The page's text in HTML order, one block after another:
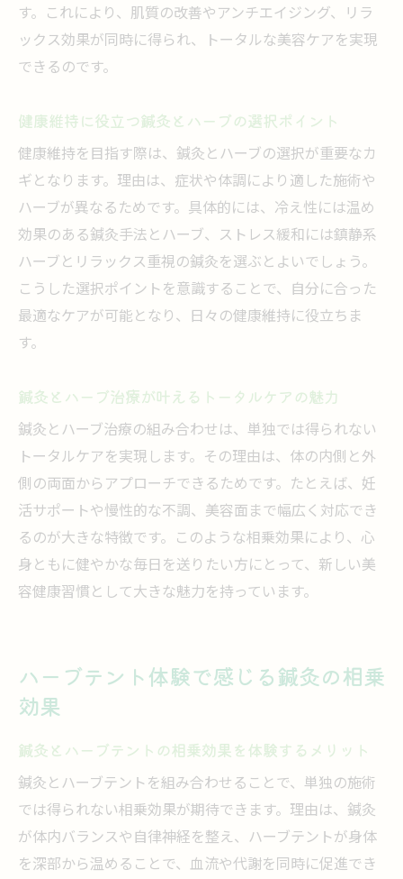
す。これにより、肌質の改善やアンチエイジング、リラ
ックス効果が同時に得られ、トータルな美容ケアを実現
できるのです。
健康維持に役立つ鍼灸とハーブの選択ポイント
健康維持を目指す際は、鍼灸とハーブの選択が重要なカ
ギとなります。理由は、症状や体調により適した施術や
ハーブが異なるためです。具体的には、冷え性には温め
効果のある鍼灸手法とハーブ、ストレス緩和には鎮静系
ハーブとリラックス重視の鍼灸を選ぶとよいでしょう。
こうした選択ポイントを意識することで、自分に合った
最適なケアが可能となり、日々の健康維持に役立ちま
す。
鍼灸とハーブ治療が叶えるトータルケアの魅力
鍼灸とハーブ治療の組み合わせは、単独では得られない
トータルケアを実現します。その理由は、体の内側と外
側の両面からアプローチできるためです。たとえば、妊
活サポートや慢性的な不調、美容面まで幅広く対応でき
るのが大きな特徴です。このような相乗効果により、心
身ともに健やかな毎日を送りたい方にとって、新しい美
容健康習慣として大きな魅力を持っています。
ハーブテント体験で感じる鍼灸の相乗
効果
鍼灸とハーブテントの相乗効果を体験するメリット
鍼灸とハーブテントを組み合わせることで、単独の施術
では得られない相乗効果が期待できます。理由は、鍼灸
が体内バランスや自律神経を整え、ハーブテントが身体
を深部から温めることで、血流や代謝を同時に促進でき